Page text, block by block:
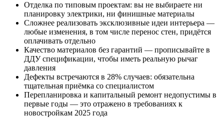
Отделка по типовым проектам: вы не выбираете ни
планировку электрики, ни финишные материалы
Сложнее реализовать эксклюзивные идеи интерьера —
любые изменения, в том числе перенос стен, придётся
оплачивать отдельно
Качество материалов без гарантий — прописывайте в
ДДУ спецификации, чтобы иметь реальную рычаг
давления
Дефекты встречаются в 28% случаев: обязательна
тщательная приёмка со специалистом
Перепланировка и капитальный ремонт недопустимы в
первые годы — это отражено в требованиях к
новостройкам 2025 года